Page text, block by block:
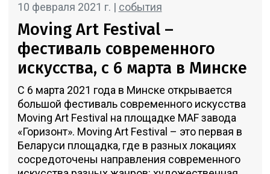
10 февраля 2021 г. | события
Moving Art Festival –
фестиваль современного
искусства, c 6 марта в Минске
С 6 марта 2021 года в Минске открывается
большой фестиваль современного искусства
Moving Art Festival на площадке MAF завода
«Горизонт». Moving Art Festival – это первая в
Беларуси площадка, где в разных локациях
сосредоточены направления современного